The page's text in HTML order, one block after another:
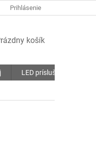
SÚBORY COOKIES
Prihlásenie
košík
LED príslušenstvo